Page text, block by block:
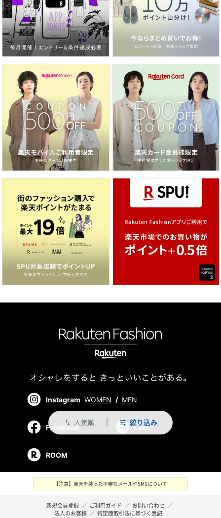
swap_vert 人気順 絞り込み
Instagram WOMEN / MEN
Facebook LINE
ROOM
【注意】楽天を装った不審なメールやSMSについて
新規会員登録 ／ ご利用ガイド ／ お問い合わせ ／
法人のお客様 ／ 特定商取引法に基づく表記